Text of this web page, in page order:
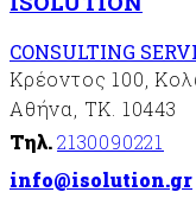
CONSULTING
Κρέοντος 100,
Αθήνα, ΤΚ. 10443
Τηλ.2130090221
info@isolution.gr